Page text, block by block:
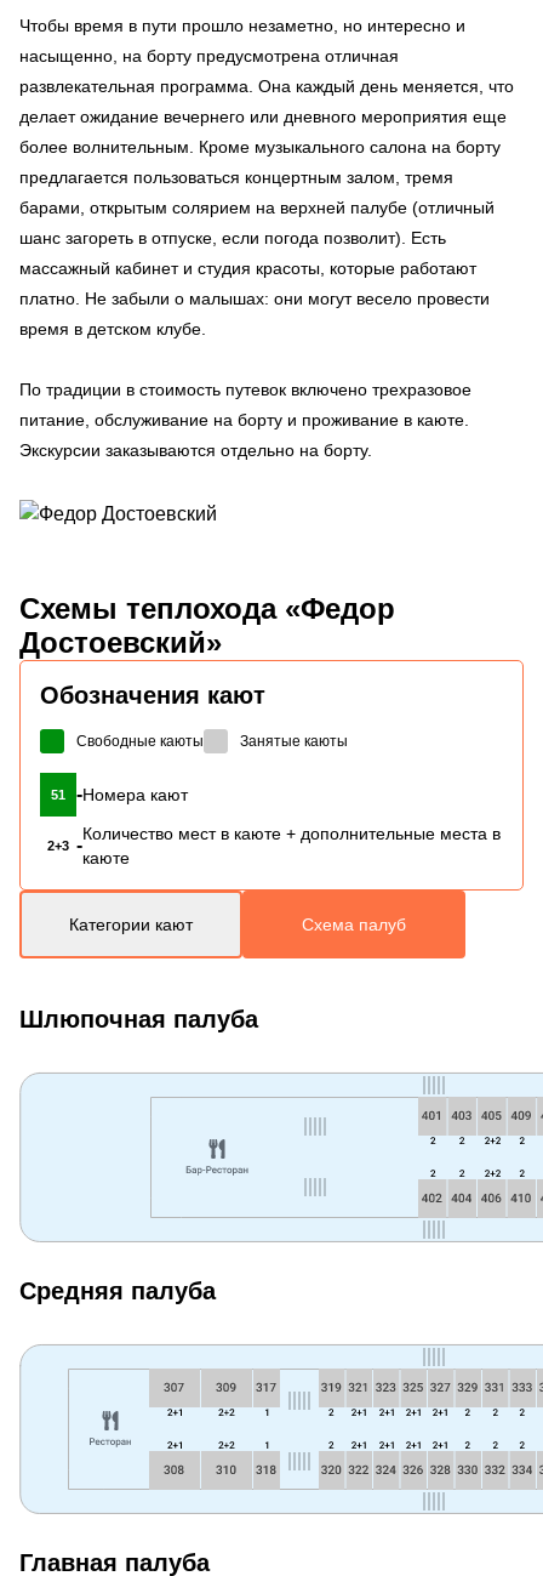
Чтобы время в пути прошло незаметно, но интересно и
насыщенно, на борту предусмотрена отличная
развлекательная программа. Она каждый день меняется, что
делает ожидание вечернего или дневного мероприятия еще
более волнительным. Кроме музыкального салона на борту
предлагается пользоваться концертным залом, тремя
барами, открытым солярием на верхней палубе (отличный
шанс загореть в отпуске, если погода позволит). Есть
массажный кабинет и студия красоты, которые работают
платно. Не забыли о малышах: они могут весело провести
время в детском клубе.
По традиции в стоимость путевок включено трехразовое
питание, обслуживание на борту и проживание в каюте.
Экскурсии заказываются отдельно на борту.
Схемы теплохода «Федор
Достоевский»
Обозначения кают
Свободные каюты Занятые каюты
51 -Номера кают
2+3 -
Количество мест в каюте + дополнительные места в
каюте
Категории кают Схема палуб
Шлюпочная палуба
Средняя палуба
Главная палуба